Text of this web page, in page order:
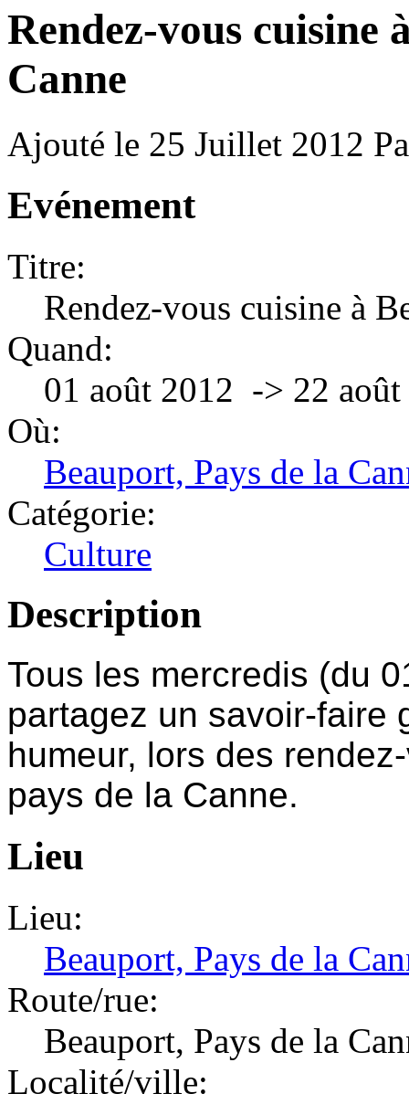
Rendez-vous cuisine
Canne
Ajouté le 25 Juillet 2012
Evénement
Titre:
Rendez-vous cuisine à
Quand:
01 août 2012 -> 22
Où:
Beauport, Pays de la
Catégorie:
Culture
Description
Tous les mercredis (du
partagez un savoir-faire
humeur, lors des
pays de la Canne.
Lieu
Lieu:
Beauport, Pays de la
Route/rue:
Beauport, Pays de la
Localité/ville: